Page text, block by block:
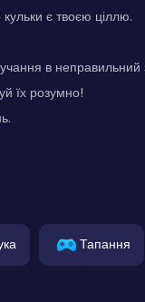
є твоєю ціллю.
в неправильний
їх розумно!
Тапання